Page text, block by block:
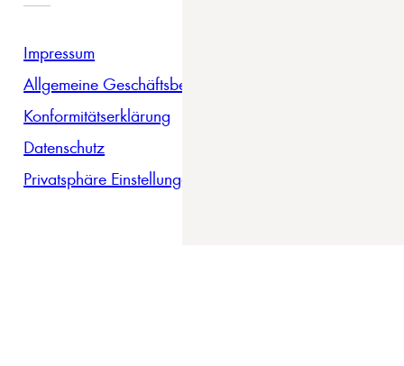
Impressum
Allgemeine Geschäftsbedingungen
Konformitätserklärung
Datenschutz
Privatsphäre Einstellungen